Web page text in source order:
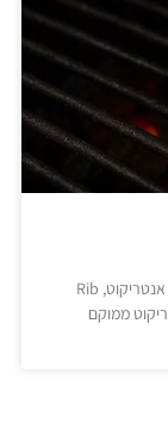
באנגלית: Rib Eye | שמות נוספים: ורד הצלע, סטייק אנטריקוט, Rib